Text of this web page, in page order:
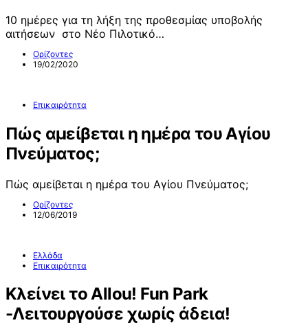
10 ημέρες για τη λήξη της προθεσμίας υποβολής
αιτήσεων στο Νέο Πιλοτικό…
Ορίζοντες
19/02/2020
Επικαιρότητα
Πώς αμείβεται η ημέρα του Αγίου
Πνεύματος;
Πώς αμείβεται η ημέρα του Αγίου Πνεύματος;
Ορίζοντες
12/06/2019
Ελλάδα
Επικαιρότητα
Κλείνει το Allou! Fun Park
-Λειτουργούσε χωρίς άδεια!